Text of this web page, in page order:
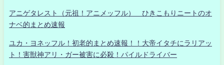
アニゲタレスト（元祖！アニメッフル） ひきこもりニートのオ
ナベ的まとめ速報
ユカ・ヨネッフル！初老的まとめ速報！！大帝イタチにラリアッ
ト！害獣神アリ・ガー被害に必殺！パイルドライバー